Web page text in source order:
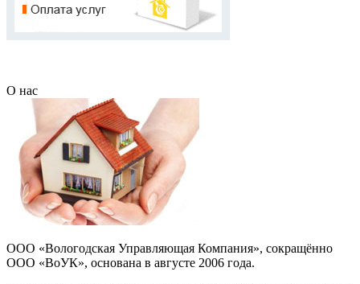
О нас
ООО «Вологодская Управляющая Компания», сокращённо
ООО «ВоУК», основана в августе 2006 года.